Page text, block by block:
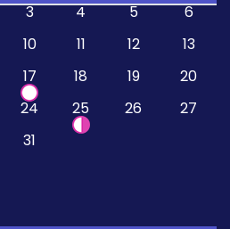
3 4 5
6
10 11 12
13
17 18 19
20
24 25 26
27
31